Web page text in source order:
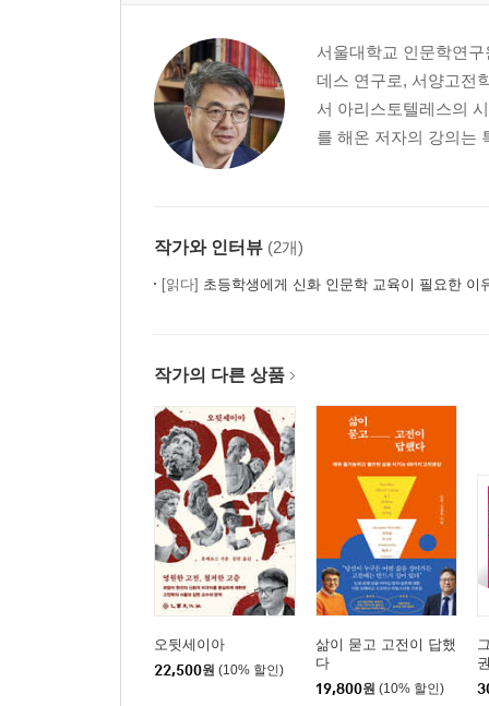
서울대학교 인문학연
데스 연구로, 서양고전
서 아리스토텔레스의
를 해온 저자의 강의는
작가와 인터뷰 (2개)
[읽다] 초등학생에게 신화 인문학 교육이 필요한 이
작가의 다른 상품
오뒷세이아
22,500원 (10% 할인)
삶이 묻고 고전이 답했
다
19,800원 (10% 할인)